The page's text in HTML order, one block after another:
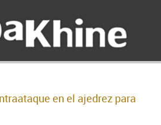
en el ajedrez para